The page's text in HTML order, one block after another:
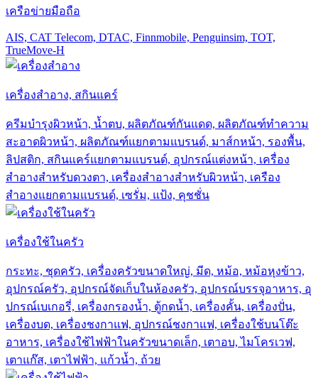
เครือข่ายมือถือ
AIS, CAT Telecom, DTAC, Finnmobile, Penguinsim, TOT,
TrueMove-H
เครื่องสำอาง, สกินแคร์
ครีมบำรุงผิวหน้า, น้ำตบ, ผลิตภัณฑ์กันแดด, ผลิตภัณฑ์ทำความ
สะอาดผิวหน้า, ผลิตภัณฑ์แยกตามแบรนด์, มาส์กหน้า, รองพื้น,
ลิปสติก, สกินแคร์แยกตามแบรนด์, อุปกรณ์แต่งหน้า, เครื่อง
สำอางสำหรับดวงตา, เครื่องสำอางสำหรับผิวหน้า, เครือง
สำอางแยกตามแบรนด์, เซรั่ม, แป้ง, คุชชั่น
เครื่องใช้ในครัว
กระทะ, ชุดครัว, เครื่องครัวขนาดใหญ่, มีด, หม้อ, หม้อหุงข้าว,
อุปกรณ์ครัว, อุปกรณ์จัดเก็บในห้องครัว, อุปกรณ์บรรจุอาหาร, อุ
ปกรณ์เบเกอรี่, เครื่องกรองน้ำ, ตู้กดน้ำ, เครื่องคั้น, เครื่องปั่น,
เครื่องบด, เครื่องชงกาแฟ, อุปกรณ์ชงกาแฟ, เครื่องใช้บนโต๊ะ
อาหาร, เครื่องใช้ไฟฟ้าในครัวขนาดเล็ก, เตาอบ, ไมโครเวฟ,
เตาแก๊ส, เตาไฟฟ้า, แก้วน้ำ, ถ้วย